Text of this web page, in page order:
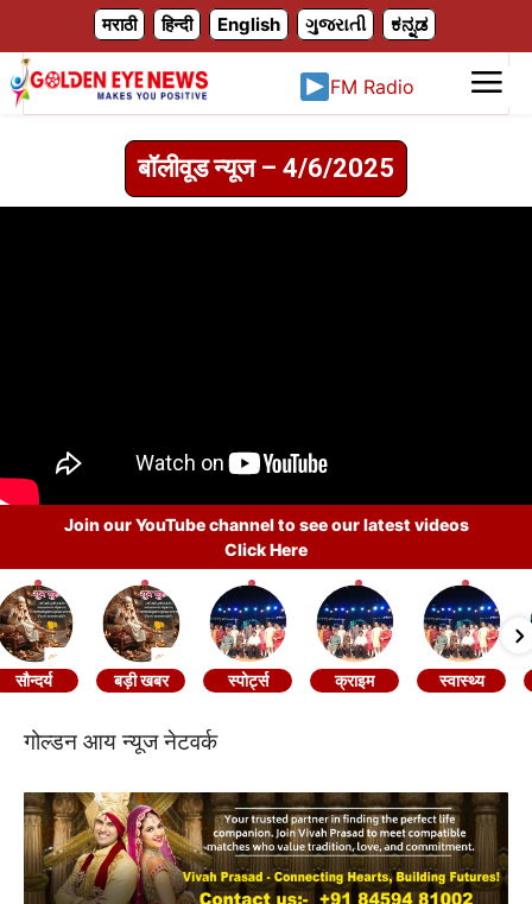
मराठी हिन्दी English ગુજરાતી ಕನ್ನಡ
FM Radio
बॉलीवूड न्यूज – 4/6/2025
Join our YouTube channel to see our latest videos
Click Here
सौन्दर्य बड़ी खबर स्पोर्ट्स क्राइम स्वास्थ्य
गोल्डन आय न्यूज नेटवर्क